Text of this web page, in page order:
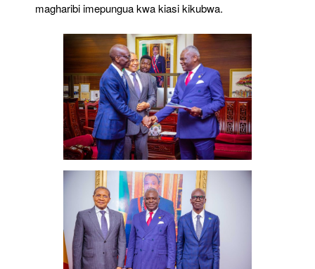
magharibi imepungua kwa kiasi kikubwa.